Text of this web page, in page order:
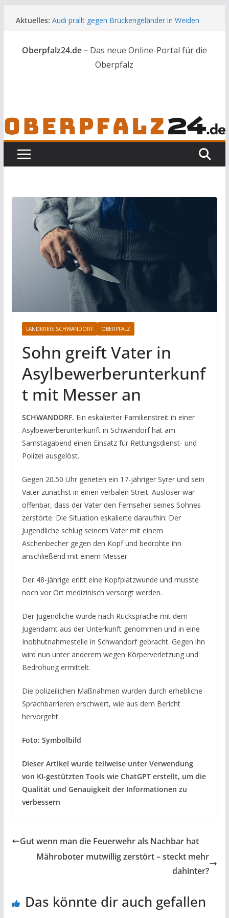
Inhalt
Aktuelles: Audi prallt gegen Brückengeländer in Weiden
Kindergeburtstag endet für Erwachsene im
Polizeigewahrsam
Wenn selbst der Polizeialltag kurios wird
Oberpfalz24.de – Das neue Online-Portal für die
Oberpfalz
LANDKREIS SCHWANDORF OBERPFALZ
Sohn greift Vater in
Asylbewerberunterkunf
t mit Messer an
SCHWANDORF. Ein eskalierter Familienstreit in einer
Asylbewerberunterkunft in Schwandorf hat am
Samstagabend einen Einsatz für Rettungsdienst- und
Polizei ausgelöst.
Gegen 20.50 Uhr gerieten ein 17-jähriger Syrer und sein
Vater zunächst in einen verbalen Streit. Auslöser war
offenbar, dass der Vater den Fernseher seines Sohnes
zerstörte. Die Situation eskalierte daraufhin: Der
Jugendliche schlug seinem Vater mit einem
Aschenbecher gegen den Kopf und bedrohte ihn
anschließend mit einem Messer.
Der 48-Jährige erlitt eine Kopfplatzwunde und musste
noch vor Ort medizinisch versorgt werden.
Der Jugendliche wurde nach Rücksprache mit dem
Jugendamt aus der Unterkunft genommen und in eine
Inobhutnahmestelle in Schwandorf gebracht. Gegen ihn
wird nun unter anderem wegen Körperverletzung und
Bedrohung ermittelt.
Die polizeilichen Maßnahmen wurden durch erhebliche
Sprachbarrieren erschwert, wie aus dem Bericht
hervorgeht.
Foto: Symbolbild
Dieser Artikel wurde teilweise unter Verwendung
von KI-gestützten Tools wie ChatGPT erstellt, um die
Qualität und Genauigkeit der Informationen zu
verbessern
Gut wenn man die Feuerwehr als Nachbar hat
Mähroboter mutwillig zerstört – steckt mehr
dahinter?
Das könnte dir auch gefallen